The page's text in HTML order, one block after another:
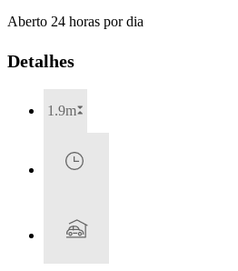
Aberto 24 horas por dia
Detalhes
1.9m